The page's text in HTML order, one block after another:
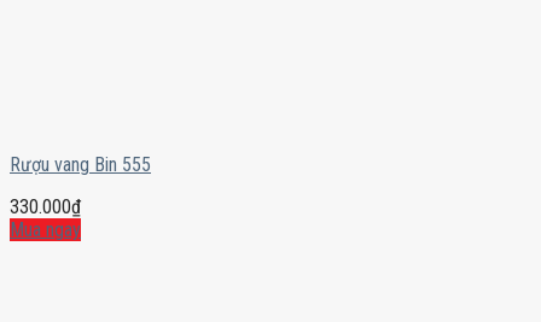
Rượu vang Bin 555
330.000₫
Mua ngay